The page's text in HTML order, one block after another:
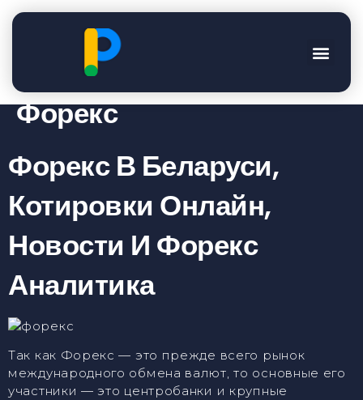
Торговля На
Внебиржевом Рынке
Форекс
Форекс В Беларуси,
Котировки Онлайн,
Новости И Форекс
Аналитика
Так как Форекс — это прежде всего рынок
международного обмена валют, то основные его
участники — это центробанки и крупные